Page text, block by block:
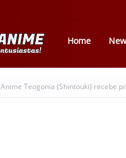
Home
Anime Teogonia (Shintouki) recebe